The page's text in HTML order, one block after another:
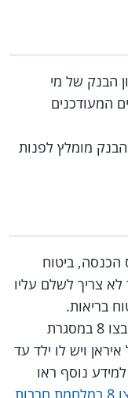
לחשבון הבנק של מי
המעודכנים
מומלץ לפנות
הכנסה, ביטוח
לא צריך לשלם עליו
בריאות.
מי ששירת במילואים 40 ימים ומעלה בצו 8 במסגרת
ויש לו ילד עד
מענק משפחה מוגדל למי ששירתו בצו 8 במלחמת חרבות